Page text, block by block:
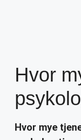
Hvor
Hvor mye